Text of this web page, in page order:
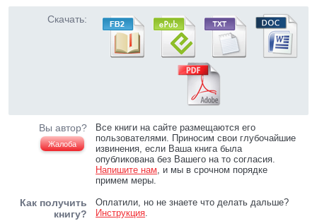
Скачать:
Вы автор?
Жалоба
Все книги на сайте размещаются его
пользователями. Приносим свои глубочайшие
извинения, если Ваша книга была
опубликована без Вашего на то согласия.
Напишите нам, и мы в срочном порядке
примем меры.
Как получить
книгу?
Оплатили, но не знаете что делать дальше?
Инструкция.